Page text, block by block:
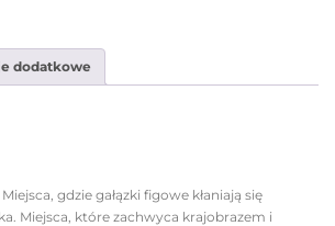
dodatkowe
gdzie gałązki figowe kłaniają się
Miejsca, które zachwyca krajobrazem i